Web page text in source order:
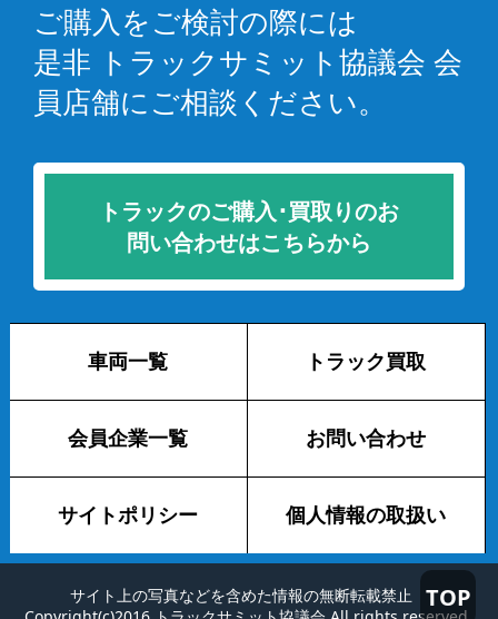
TOP
ご購入をご検討の際には
是非 トラックサミット協議会 会
員店舗にご相談ください。
トラックのご購入･買取りのお
問い合わせはこちらから
車両一覧 トラック買取
会員企業一覧 お問い合わせ
サイトポリシー 個人情報の取扱い
サイト上の写真などを含めた情報の無断転載禁止